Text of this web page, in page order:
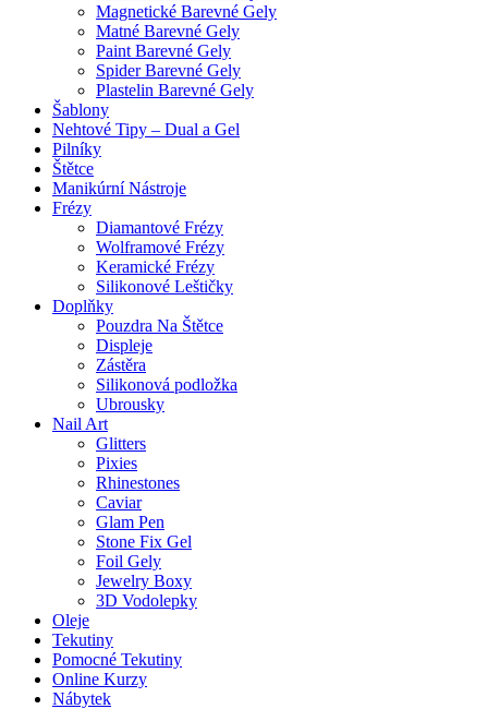
Magnetické Barevné Gely
Matné Barevné Gely
Paint Barevné Gely
Spider Barevné Gely
Plastelin Barevné Gely
Šablony
Nehtové Tipy – Dual a Gel
Pilníky
Štětce
Manikúrní Nástroje
Frézy
Diamantové Frézy
Wolframové Frézy
Keramické Frézy
Silikonové Leštičky
Doplňky
Pouzdra Na Štětce
Displeje
Zástěra
Silikonová podložka
Ubrousky
Nail Art
Glitters
Pixies
Rhinestones
Caviar
Glam Pen
Stone Fix Gel
Foil Gely
Jewelry Boxy
3D Vodolepky
Oleje
Tekutiny
Pomocné Tekutiny
Online Kurzy
Nábytek